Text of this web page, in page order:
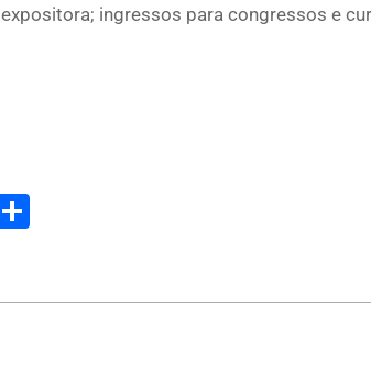
ingressos para congressos e